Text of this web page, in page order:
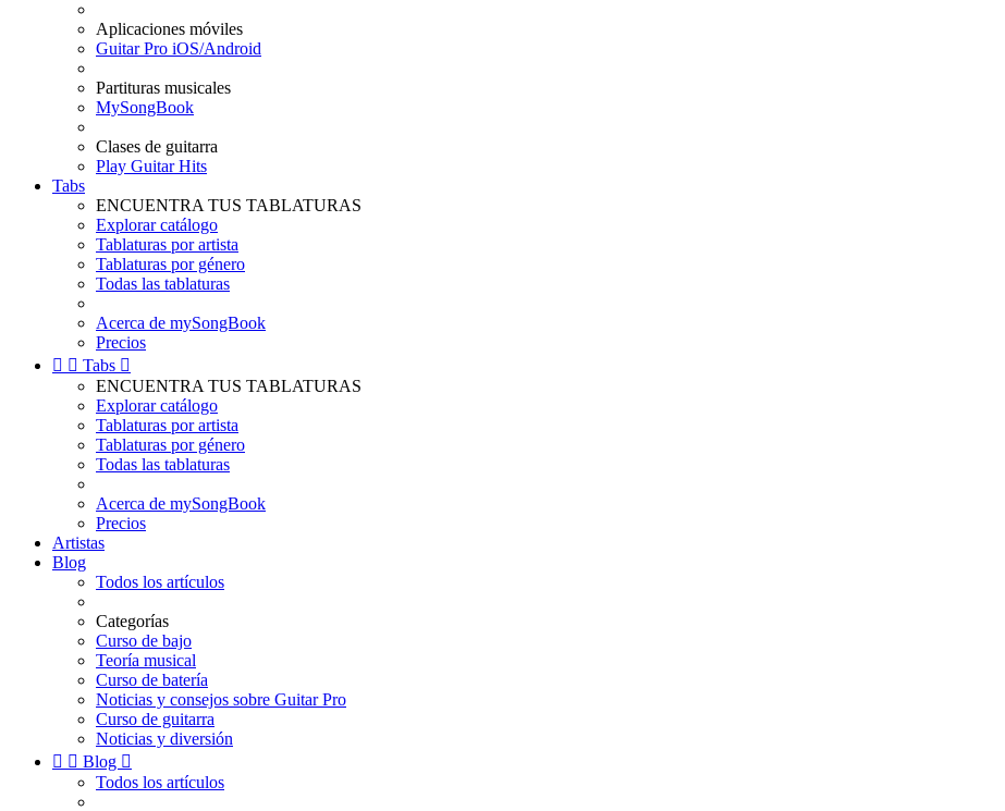
Aplicaciones móviles
Guitar Pro iOS/Android
Partituras musicales
MySongBook
Clases de guitarra
Play Guitar Hits
Tabs
ENCUENTRA TUS TABLATURAS
Explorar catálogo
Tablaturas por artista
Tablaturas por género
Todas las tablaturas
Acerca de mySongBook
Precios
  Tabs 
ENCUENTRA TUS TABLATURAS
Explorar catálogo
Tablaturas por artista
Tablaturas por género
Todas las tablaturas
Acerca de mySongBook
Precios
Artistas
Blog
Todos los artículos
Categorías
Curso de bajo
Teoría musical
Curso de batería
Noticias y consejos sobre Guitar Pro
Curso de guitarra
Noticias y diversión
  Blog 
Todos los artículos